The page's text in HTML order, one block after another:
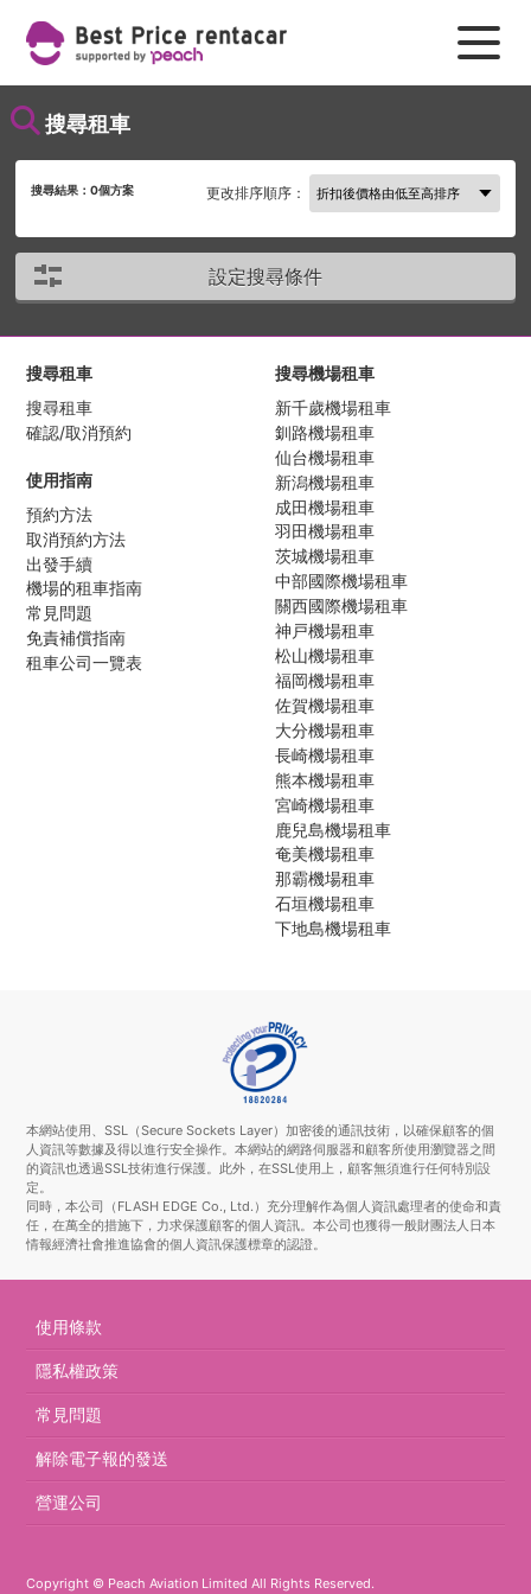
搜尋租車
搜尋結果：0個方案 更改排序順序：
設定搜尋條件
搜尋租車
搜尋租車
確認/取消預約
使用指南
預約方法
取消預約方法
出發手續
機場的租車指南
常見問題
免責補償指南
租車公司一覽表
搜尋機場租車
新千歲機場租車
釧路機場租車
仙台機場租車
新潟機場租車
成田機場租車
羽田機場租車
茨城機場租車
中部國際機場租車
關西國際機場租車
神戸機場租車
松山機場租車
福岡機場租車
佐賀機場租車
大分機場租車
長崎機場租車
熊本機場租車
宮崎機場租車
鹿兒島機場租車
奄美機場租車
那霸機場租車
石垣機場租車
下地島機場租車
本網站使用、SSL（Secure Sockets Layer）加密後的通訊技術，以確保顧客的個
人資訊等數據及得以進行安全操作。本網站的網路伺服器和顧客所使用瀏覽器之間
的資訊也透過SSL技術進行保護。此外，在SSL使用上，顧客無須進行任何特別設
定。
同時，本公司（FLASH EDGE Co., Ltd.）充分理解作為個人資訊處理者的使命和責
任，在萬全的措施下，力求保護顧客的個人資訊。本公司也獲得一般財團法人日本
情報經濟社會推進協會的個人資訊保護標章的認證。
使用條款
隱私權政策
常見問題
解除電子報的發送
營運公司
Copyright © Peach Aviation Limited All Rights Reserved.